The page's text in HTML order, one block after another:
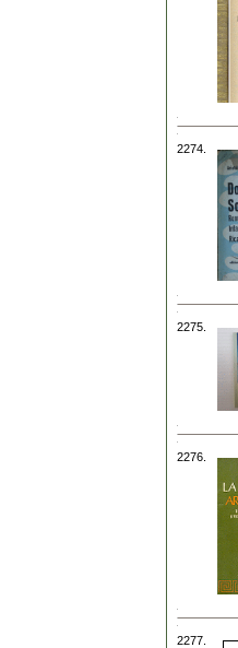
2274.
2275.
2276.
2277.